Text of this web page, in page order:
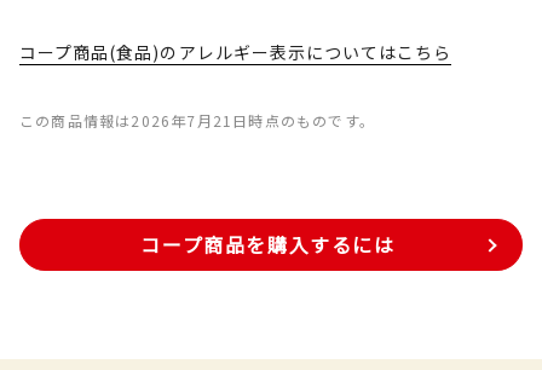
コープ商品(食品)のアレルギー表示についてはこちら
この商品情報は2026年7月21日時点のものです。
コープ商品を購入するには